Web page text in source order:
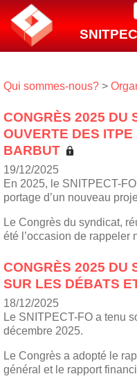
Qui sommes-nous? >
CONGRÈS 2025 DU
OUVERTE DES
BARBUT
19/12/2025
En 2025, le SNITPECT-
portage d’un nouveau
Le Congrès du syndicat,
été l’occasion de rappeler
CONGRÈS 2025 DU
SUR LES DÉBATS
18/12/2025
Le SNITPECT-FO a tenu
décembre 2025.
Le Congrès a adopté le
général et le rapport